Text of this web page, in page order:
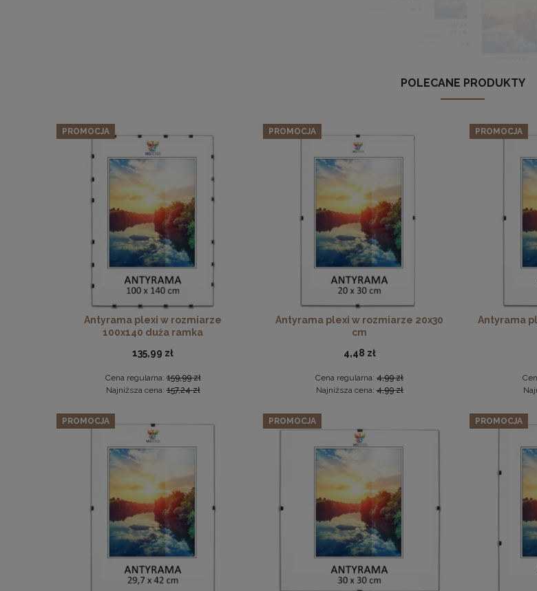
Płyta HDF w rozmiarze 50x50 cm
Antyrama plexi w rozmiarze
27,07 zł
Zestaw 5 szt. ramek na zdjęcia 28 x 35 cm
Cena regularna:
POLECANE PRODUKTY
Antyrama plexi w rozmiarze
100x140 duża ramka
135,99 zł
Cena regularna:159,99 zł
Najniższa cena:157,24 zł
PROMOCJA
Antyrama plexi w rozmiarze 20x30
cm
4,48 zł
Cena regularna: 4,99 zł
Najniższa cena:4,99 zł
PROMOCJA
Antyrama
PROMOCJA
PROMOCJA PROMOCJA PROMOCJA